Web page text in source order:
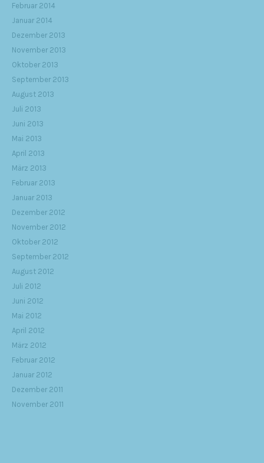
Februar 2014
Januar 2014
Dezember 2013
November 2013
Oktober 2013
September 2013
August 2013
Juli 2013
Juni 2013
Mai 2013
April 2013
März 2013
Februar 2013
Januar 2013
Dezember 2012
November 2012
Oktober 2012
September 2012
August 2012
Juli 2012
Juni 2012
Mai 2012
April 2012
März 2012
Februar 2012
Januar 2012
Dezember 2011
November 2011